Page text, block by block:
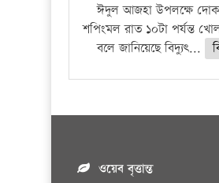
ঈদুল আজহা উপলক্ষে
শপিংমল রাত ১০টা পর্যন্ত
বলে জানিয়েছে বিদ্যুৎ...
ওয়েব বৃত্তান্ত